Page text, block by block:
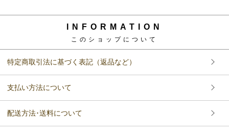
INFORMATION
このショップについて
特定商取引法に基づく表記（返品など）
支払い方法について
配送方法･送料について